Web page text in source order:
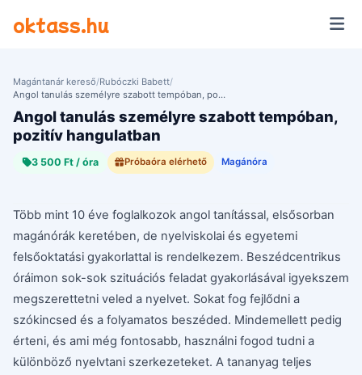
oktass.hu
Magántanár kereső/Rubóczki Babett/
Angol tanulás személyre szabott tempóban, pozitív hangulatban
Angol tanulás személyre szabott tempóban,
pozitív hangulatban
3 500 Ft / óra Próbaóra elérhető Magánóra
Több mint 10 éve foglalkozok angol tanítással, elsősorban
magánórák keretében, de nyelviskolai és egyetemi
felsőoktatási gyakorlattal is rendelkezem. Beszédcentrikus
óráimon sok-sok szituációs feladat gyakorlásával igyekszem
megszerettetni veled a nyelvet. Sokat fog fejlődni a
szókincsed és a folyamatos beszéded. Mindemellett pedig
érteni, és ami még fontosabb, használni fogod tudni a
különböző nyelvtani szerkezeteket. A tananyag teljes